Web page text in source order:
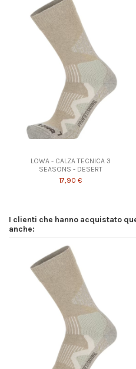
LOWA - CALZA TECNICA 3
SEASONS - DESERT
17,90 €
I clienti che hanno acquistato
anche: